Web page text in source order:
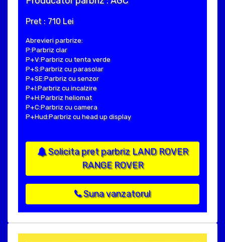
Pret : 710 Lei
Abrevieri parbrize:
P:Parbriz clar
P+V:Parbriz cu tenta verde
P+S:Parbriz cu parasolar
P+SE:Parbriz cu senzor
P+I:Parbriz cu incalzire
P+H:Parbriz heliomat
P+C:Parbriz cu camera
P+Hud:Parbriz cu head up display
Solicita pret parbriz LAND ROVER
RANGE ROVER
Suna vanzatorul